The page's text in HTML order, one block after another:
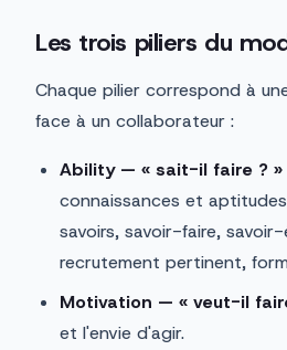
Les trois piliers du
Chaque pilier correspond à
face à un collaborateur :
Ability — « sait-il faire ? »
connaissances et
savoirs, savoir-faire, savoir-
recrutement pertinent,
Motivation — « veut-il
et l'envie d'agir.